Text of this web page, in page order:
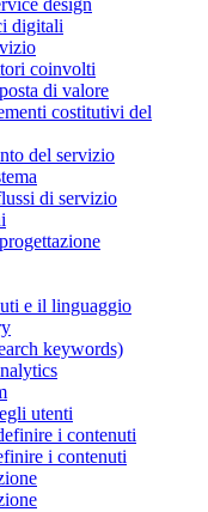
design
digitali
coinvolti
di valore
costitutivi del
del servizio
di servizio
e il linguaggio
keywords)
utenti
i contenuti
i contenuti